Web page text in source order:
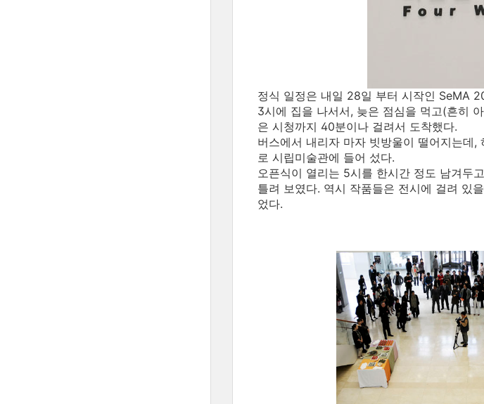
정식 일정은 내일 28일 부터 시작인 SeMA
3시에 집을 나서서, 늦은 점심을 먹고(흔히
은 시청까지 40분이나 걸려서 도착했다.
버스에서 내리자 마자 빗방울이 떨어지는데
로 시립미술관에 들어 섰다.
오픈식이 열리는 5시를 한시간 정도 남겨두
틀려 보였다. 역시 작품들은 전시에 걸려 있
었다.